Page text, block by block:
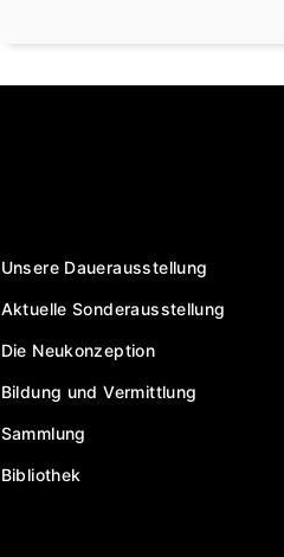
Unsere Dauerausstellung
Aktuelle Sonderausstellung
Die Neukonzeption
Bildung und Vermittlung
Sammlung
Bibliothek